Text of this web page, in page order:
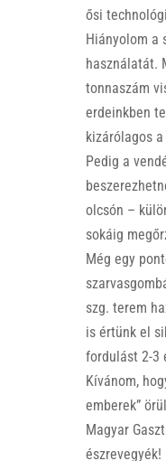
ősi
Hiányolom a
használatát.
tonnaszám
erdeinkben
kizárólagos
Pedig a
olcsón –
sokáig
Még egy
szg. terem
is értünk el
fordulást 2-3
Kívánom,
emberek”
Magyar
észrevegyék!